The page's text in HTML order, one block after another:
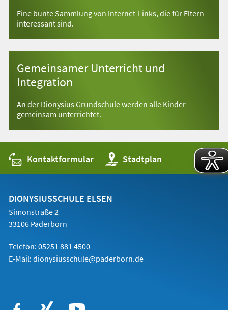
Eine bunte Sammlung von Internet-Links, die für Eltern
interessant sind.
Gemeinsamer Unterricht und
Integration
An der Dionysius Grundschule werden alle Kinder
gemeinsam unterrichtet.
Kontaktformular Stadtplan
(Öffnet
in
einem
Tab)
DIONYSIUSSCHULE ELSEN
Simonstraße 2
33106 Paderborn
Telefon: 05251 881 4500
E-Mail: dionysiusschule@paderborn.de